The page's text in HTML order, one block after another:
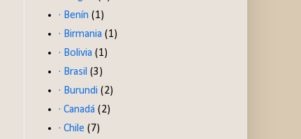
· Benín (1)
· Birmania (1)
· Bolivia (1)
· Brasil (3)
· Burundi (2)
· Canadá (2)
· Chile (7)